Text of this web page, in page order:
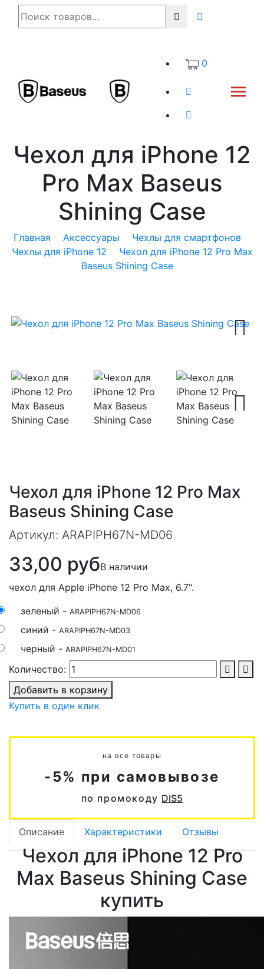
0
Чехол для iPhone 12
Pro Max Baseus
Shining Case
Главная Аксессуары
Чехлы для смартфонов
Чехлы для iPhone 12
Чехол для iPhone 12 Pro Max
Baseus Shining Case
Чехол для iPhone 12 Pro Max
Baseus Shining Case
Артикул: ARAPIPH67N-MD06
33,00 рубВ наличии
чехол для Apple iPhone 12 Pro Max, 6.7".
зеленый - ARAPIPH67N-MD06
синий - ARAPIPH67N-MD03
черный - ARAPIPH67N-MD01
Количество:
Добавить в корзину
Купить в один клик
на все товары
-5% при самовывозе
по промокоду DIS5
Описание Характеристики Отзывы
Чехол для iPhone 12 Pro
Max Baseus Shining Case
купить